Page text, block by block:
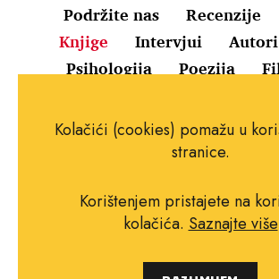
Podržite nas Recenzije
Knjige
Intervjui Autori
Psihologija
Poezija
Uvjeti korištenja
Pravila o
Impressum
Kolačići (cookies) pomažu u
stranice.
Korištenjem pristajete na
kolačića. Saznajte više